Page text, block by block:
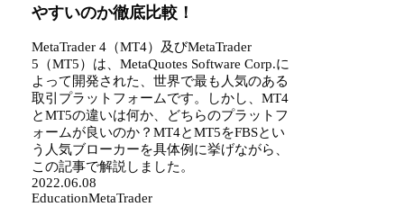
やすいのか徹底比較！
MetaTrader 4（MT4）及びMetaTrader
5（MT5）は、MetaQuotes Software Corp.に
よって開発された、世界で最も人気のある
取引プラットフォームです。しかし、MT4
とMT5の違いは何か、どちらのプラットフ
ォームが良いのか？MT4とMT5をFBSとい
う人気ブローカーを具体例に挙げながら、
この記事で解説しました。
2022.06.08
EducationMetaTrader